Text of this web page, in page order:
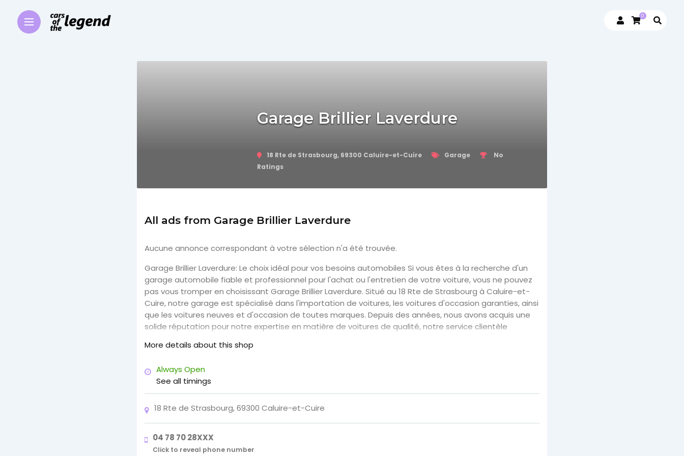
Actualité
Concept
Roadster
Cars
Voiture
de
collection
0
Garage Brillier Laverdure
18 Rte de Strasbourg, 69300 Caluire-et-Cuire Garage
No
Ratings
All ads from Garage Brillier Laverdure
Aucune annonce correspondant à votre sélection n'a été trouvée.
Garage Brillier Laverdure: Le choix idéal pour vos besoins automobiles Si vous êtes à la recherche d'un
garage automobile fiable et professionnel pour l'achat ou l'entretien de votre voiture, vous ne pouvez
pas vous tromper en choisissant Garage Brillier Laverdure. Situé au 18 Rte de Strasbourg à Caluire-et-
Cuire, notre garage est spécialisé dans l'importation de voitures, les voitures d'occasion garanties, ainsi
que les voitures neuves et d'occasion de toutes marques. Depuis des années, nous avons acquis une
solide réputation pour notre expertise en matière de voitures de qualité, notre service clientèle
More details about this shop
Always Open
See all timings
18 Rte de Strasbourg, 69300 Caluire-et-Cuire
04 78 70 28XXX
Click to reveal phone number